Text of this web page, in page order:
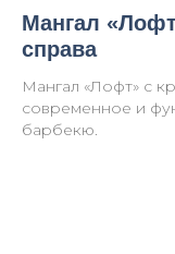
Мангал
справа
Мангал «Лофт» с
современное и
барбекю.